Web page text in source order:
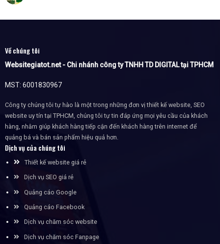
Về chúng tôi
Websitegiatot.net - Chi nhánh công ty TNHH TD DIGITAL tại TPHCM
MST: 6001830967
Công ty chúng tôi tự hào là một trong những đơn vị thiết kế website, SEO
website uy tín tại TPHCM, chúng tôi tự tin đáp ứng mọi yêu cầu của khách
hàng, nhằm giúp khách hàng tiếp cận đến khách hàng trên internet để
quảng bá và bán sản phẩm hiệu quả hơn.
Dịch vụ của chúng tôi
Thiết kế website giá rẻ
Dịch vụ SEO giá rẻ
Quảng cáo Google
Quảng cáo Facebook
Dịch vụ chăm sóc website
Dịch vụ chăm sóc Fanpage